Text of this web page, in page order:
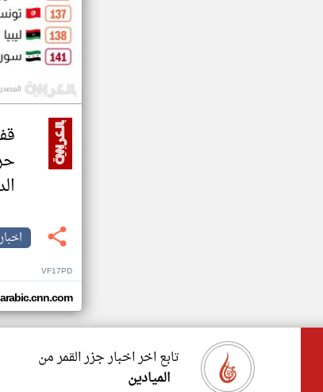
VF17PD
arabic.cnn.com
تابع اخر اخبار جزر القمر من
الميادين